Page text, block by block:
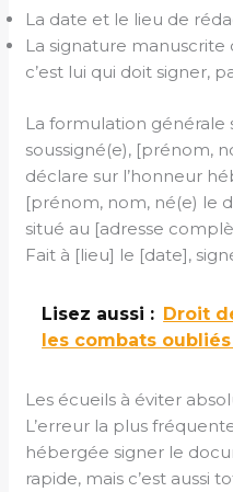
La date et le lieu de
La signature
c’est lui qui doit signer,
La formulation générale
soussigné(e), [prénom,
déclare sur l’honneur
[prénom, nom, né(e) le
situé au [adresse
Fait à [lieu] le [date],
Lisez aussi : Droit
les combats
Les écueils à éviter
L’erreur la plus
hébergée signer le
rapide, mais c’est aussi